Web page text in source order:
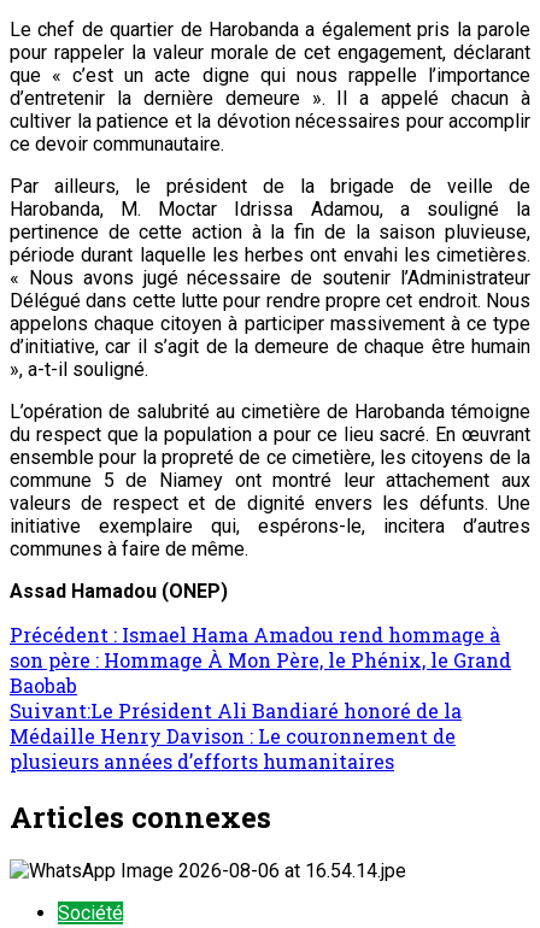
Le chef de quartier de Harobanda a également pris la parole
pour rappeler la valeur morale de cet engagement, déclarant
que « c’est un acte digne qui nous rappelle l’importance
d’entretenir la dernière demeure ». Il a appelé chacun à
cultiver la patience et la dévotion nécessaires pour accomplir
ce devoir communautaire.
Par ailleurs, le président de la brigade de veille de
Harobanda, M. Moctar Idrissa Adamou, a souligné la
pertinence de cette action à la fin de la saison pluvieuse,
période durant laquelle les herbes ont envahi les cimetières.
« Nous avons jugé nécessaire de soutenir l’Administrateur
Délégué dans cette lutte pour rendre propre cet endroit. Nous
appelons chaque citoyen à participer massivement à ce type
d’initiative, car il s’agit de la demeure de chaque être humain
», a-t-il souligné.
L’opération de salubrité au cimetière de Harobanda témoigne
du respect que la population a pour ce lieu sacré. En œuvrant
ensemble pour la propreté de ce cimetière, les citoyens de la
commune 5 de Niamey ont montré leur attachement aux
valeurs de respect et de dignité envers les défunts. Une
initiative exemplaire qui, espérons-le, incitera d’autres
communes à faire de même.
Assad Hamadou (ONEP)
Précédent : Ismael Hama Amadou rend hommage à
son père : Hommage À Mon Père, le Phénix, le Grand
Baobab
Suivant:Le Président Ali Bandiaré honoré de la
Médaille Henry Davison : Le couronnement de
plusieurs années d’efforts humanitaires
Articles connexes
Société